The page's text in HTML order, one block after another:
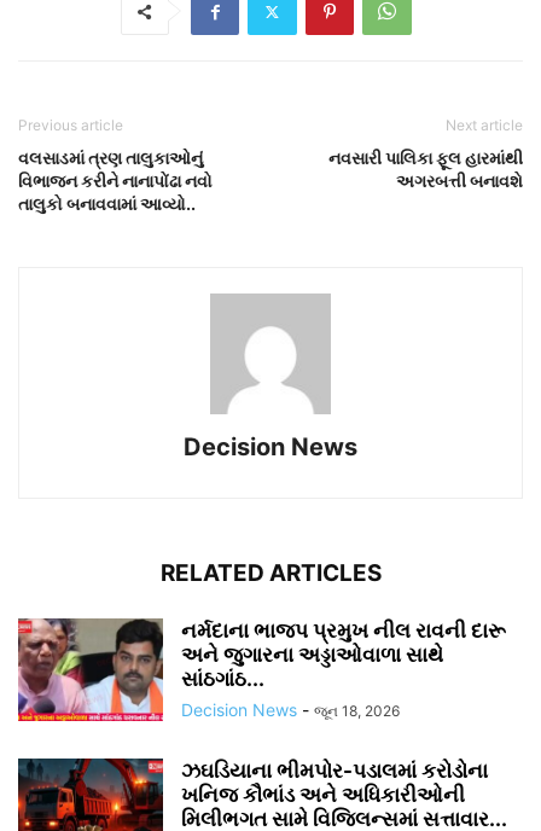
Previous article
વલસાડમાં ત્રણ તાલુકાઓનું
વિભાજન કરીને નાનાપોંઢા નવો
તાલુકો બનાવવામાં આવ્યો..
Next article
નવસારી પાલિકા ફૂલ હારમાંથી
અગરબત્તી બનાવશે
Decision News
RELATED ARTICLES
નર્મદાના ભાજપ પ્રમુખ નીલ રાવની દારૂ
અને જુગારના અડ્ડાઓવાળા સાથે
સાંઠગાંઠ...
Decision News - જૂન 18, 2026
ઝઘડિયાના ભીમપોર-પડાલમાં કરોડોના
ખનિજ કૌભાંડ અને અધિકારીઓની
મિલીભગત સામે વિજિલન્સમાં સત્તાવાર...